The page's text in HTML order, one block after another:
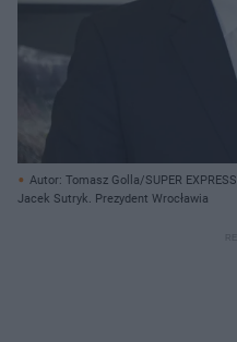
Autor: Tomasz Golla/SUPER EXPRESS
Jacek Sutryk. Prezydent Wrocławia